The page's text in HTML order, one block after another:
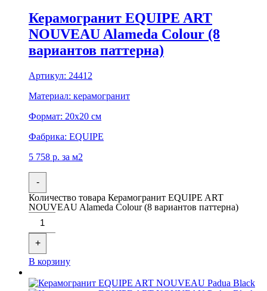
Керамогранит EQUIPE ART
NOUVEAU Alameda Colour (8
вариантов паттерна)
Артикул: 24412
Материал: керамогранит
Формат: 20x20 см
Фабрика: EQUIPE
5 758 р. за м2
-
Количество товара Керамогранит EQUIPE ART
NOUVEAU Alameda Colour (8 вариантов паттерна)
+
В корзину